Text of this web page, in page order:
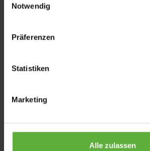
Notwendig
Präferenzen
Statistiken
Marketing
Alle zulassen
Wetterfester und